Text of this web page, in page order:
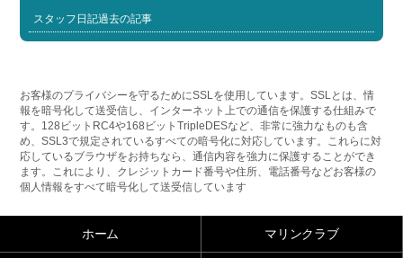
スタッフ日記過去の記事
お客様のプライバシーを守るためにSSLを使用しています。SSLとは、情
報を暗号化して送受信し、インターネット上での通信を保護する仕組みで
す。128ビットRC4や168ビットTripleDESなど、非常に強力なものも含
め、SSL3で規定されているすべての暗号化に対応しています。これらに対
応しているブラウザをお持ちなら、通信内容を強力に保護することができ
ます。これにより、クレジットカード番号や住所、電話番号などお客様の
個人情報をすべて暗号化して送受信しています
ホーム マリンクラブ